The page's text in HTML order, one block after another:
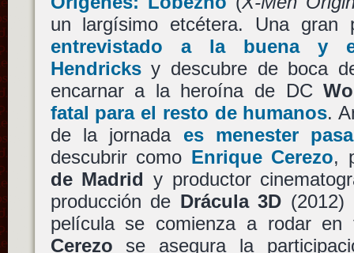
un largísimo etcétera. Una gran
entrevistado a la buena y
Hendricksy descubre de boca
encarnar a la heroína de DC
fatal para el resto de humanos.
de la jornada es menester
descubrir como Enrique Cerezo,
de Madrid y productor
producción de Drácula 3D
película se comienza a rodar
Cerezo se asegura la